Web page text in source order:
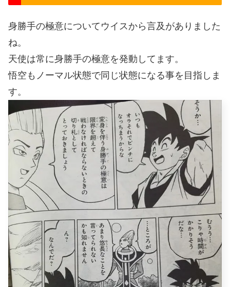
身勝手の極意についてウイスから言及がありました
ね。
天使は常に身勝手の極意を発動してます。
悟空もノーマル状態で同じ状態になる事を目指しま
す。